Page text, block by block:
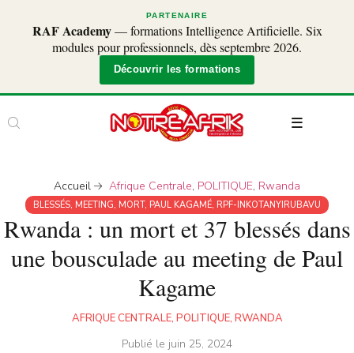
PARTENAIRE
RAF Academy— formations Intelligence Artificielle. Six
modules pour professionnels, dès septembre 2026.
Découvrir les formations
Accueil Afrique Centrale, POLITIQUE, Rwanda
BLESSÉS, MEETING, MORT, PAUL KAGAMÉ, RPF-INKOTANYIRUBAVU
Rwanda : un mort et 37 blessés dans
une bousculade au meeting de Paul
Kagame
AFRIQUE CENTRALE, POLITIQUE, RWANDA
Publié le juin 25, 2024